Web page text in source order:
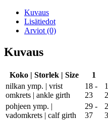
Kuvaus
Lisätiedot
Arviot (0)
Kuvaus
Koko | Storlek | Size 1
nilkan ymp. | vrist
omkrets | ankle girth
18 -
23
pohjeen ymp. |
vadomkrets | calf girth
29 -
37